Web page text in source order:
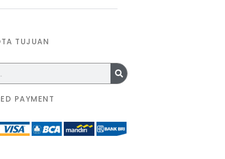
TUJUAN
PAYMENT